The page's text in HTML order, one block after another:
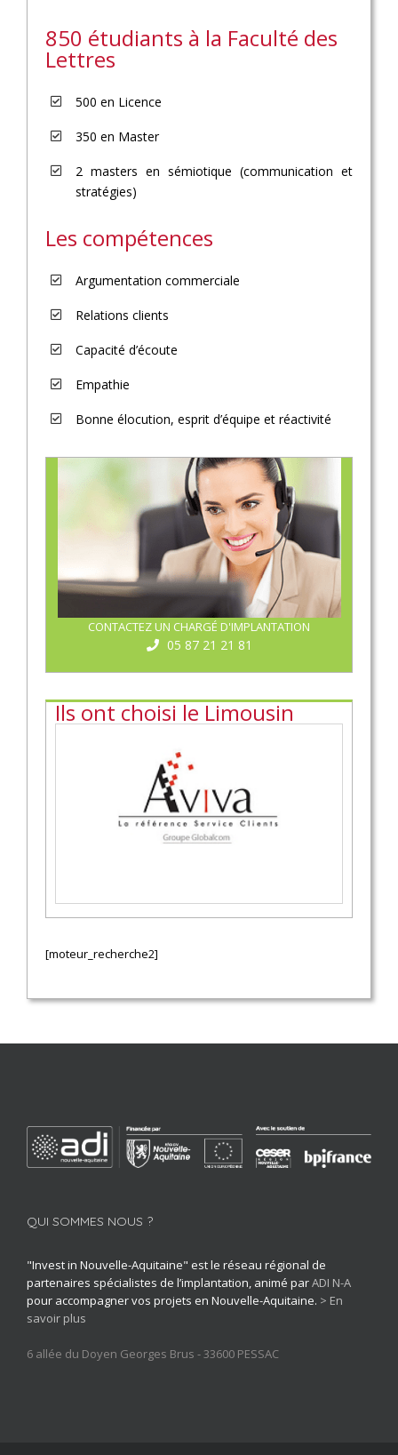
850 étudiants à la Faculté des
Lettres
500 en Licence
350 en Master
2 masters en sémiotique (communication et
stratégies)
Les compétences
Argumentation commerciale
Relations clients
Capacité d’écoute
Empathie
Bonne élocution, esprit d’équipe et réactivité
CONTACTEZ UN CHARGÉ D'IMPLANTATION
05 87 21 21 81
Ils ont choisi le Limousin
[moteur_recherche2]
QUI SOMMES NOUS ?
"Invest in Nouvelle-Aquitaine" est le réseau régional de
partenaires spécialistes de l’implantation, animé parADI N-A
pour accompagner vos projets en Nouvelle-Aquitaine. > En
savoir plus
6 allée du Doyen Georges Brus - 33600 PESSAC